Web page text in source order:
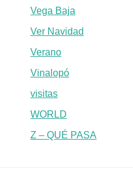
Vega Baja
Ver Navidad
Verano
Vinalopó
visitas
WORLD
Z – QUÉ PASA